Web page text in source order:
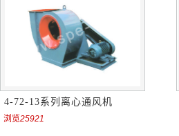
4-72-13系列离心通风机
浏览25921